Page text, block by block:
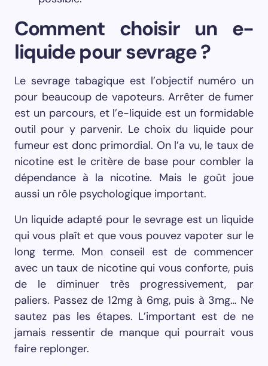
Comment choisir un e-
liquide pour sevrage ?
Le sevrage tabagique est l’objectif numéro un
pour beaucoup de vapoteurs. Arrêter de fumer
est un parcours, et l’e-liquide est un formidable
outil pour y parvenir. Le choix du liquide pour
fumeur est donc primordial. On l’a vu, le taux de
nicotine est le critère de base pour combler la
dépendance à la nicotine. Mais le goût joue
aussi un rôle psychologique important.
Un liquide adapté pour le sevrage est un liquide
qui vous plaît et que vous pouvez vapoter sur le
long terme. Mon conseil est de commencer
avec un taux de nicotine qui vous conforte, puis
de le diminuer très progressivement, par
paliers. Passez de 12mg à 6mg, puis à 3mg… Ne
sautez pas les étapes. L’important est de ne
jamais ressentir de manque qui pourrait vous
faire replonger.